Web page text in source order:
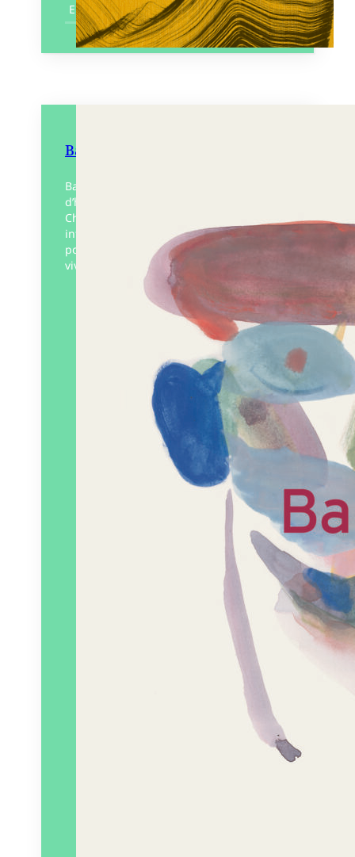
En savoir plus
Babillages
Babillages est un recueil d’illustrations et
d’histoires courtes réalisées par Margaux
Chetteau. C’est également une
introspection tantôt comique tantôt
poétique. En effet, s’y succèdent joies de
vivre et…
125